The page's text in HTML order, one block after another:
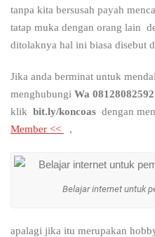
tanpa kita bersusah payah
tatap muka dengan orang lain
ditolaknya hal ini biasa disebut
Jika anda berminat untuk
menghubungi Wa 08128082592
klik bit.ly/koncoas dengan
Member <<
,
Belajar internet untuk
apalagi jika itu merupakan